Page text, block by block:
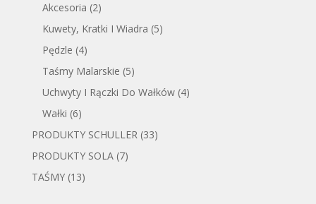
Akcesoria (2)
Kuwety, Kratki I Wiadra (5)
Pędzle (4)
Taśmy Malarskie (5)
Uchwyty I Rączki Do Wałków (4)
Wałki (6)
PRODUKTY SCHULLER (33)
PRODUKTY SOLA (7)
TAŚMY (13)